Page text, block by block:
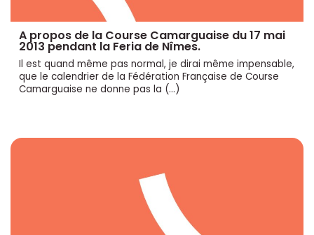
A propos de la Course Camarguaise du 17 mai
2013 pendant la Feria de Nîmes.
Il est quand même pas normal, je dirai même impensable,
que le calendrier de la Fédération Française de Course
Camarguaise ne donne pas la (…)